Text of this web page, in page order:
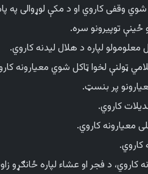
شوي وقفی کاروي او د مکې لوړوالی په
ځینې توپیرونو سره.
لپاره د هلال لیدنه کاروي.
ټولنې لخوا ټاکل شوي معیارونه
پر بنسټ.
کاروي.
کاروي.
کاروي.
کاروي، د فجر او عشاء لپاره ځانګړو